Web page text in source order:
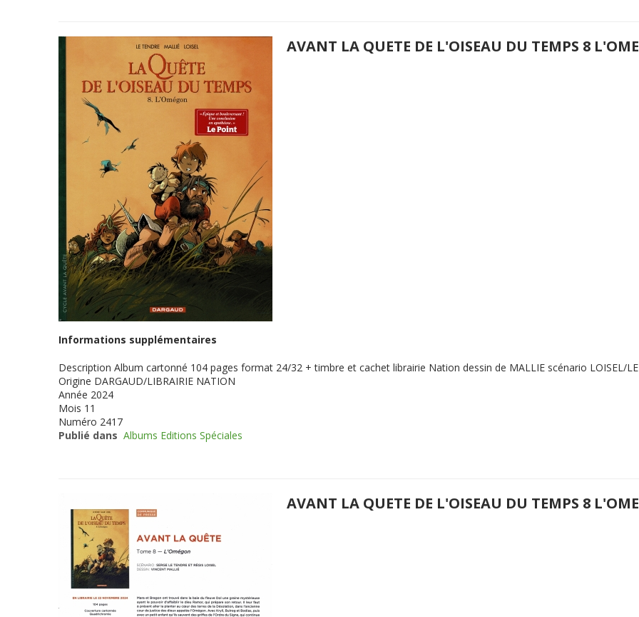
AVANT LA QUETE DE L'OISEAU DU TEMPS 8
Informations supplémentaires
Description Album cartonné 104 pages format 24/32 + timbre et cachet librairie Nation dessin de MALLIE scénario LOISEL/
Origine DARGAUD/LIBRAIRIE NATION
Année 2024
Mois 11
Numéro 2417
Publié dans Albums Editions Spéciales
AVANT LA QUETE DE L'OISEAU DU TEMPS 8